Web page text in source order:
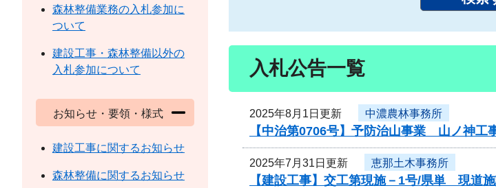
入札公告一覧
2025年8月1日更新 中濃農林事務所
【中治第0706号】予防治山事業 山ノ神
2025年7月31日更新 恵那土木事務所
【建設工事】交工第現施－1号/県単 現道
森林整備業務の入札参加に
ついて
建設工事・森林整備以外の
入札参加について
お知らせ・要領・様式
建設工事に関するお知らせ
森林整備に関するお知らせ